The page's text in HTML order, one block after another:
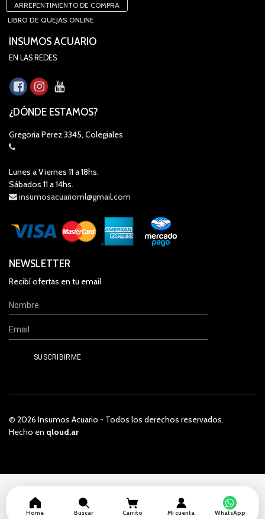
ARREPENTIMIENTO DE COMPRA
LIBRO DE QUEJAS ONLINE
INSUMOS ACUARIO
EN LAS REDES
¿DÓNDE ESTAMOS?
Gregoria Perez 3345, Colegiales
Lunes a Viernes 11 a 18hs.
Sábados 11 a 14hs.
insumosacuarioml@gmail.com
NEWSLETTER
Recibí ofertas en tu email
© 2026 Insumos Acuario - Todos los derechos reservados.
Hecho en qloud.ar
Home Buscar Carrito Mi cuenta